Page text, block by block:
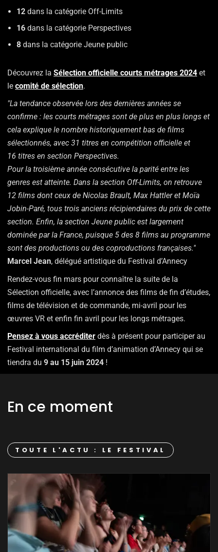
12dans la catégorie Off-Limits
16dans la catégorie Perspectives
8dans la catégorie Jeune public
Découvrez la Sélection officielle courts métrages 2024 et
le comité de sélection.
"La tendance observée lors des dernières années se
confirme : les courts métrages sont de plus en plus longs et
cela explique le nombre historiquement bas de films
sélectionnés, avec 31 titres en compétition officielle et
16 titres en section Perspectives.
Pour la troisième année consécutive la parité entre les
genres est atteinte. Dans la section Off-Limits, on retrouve
12 films dont ceux de Nicolas Brault, Max Hattler et Moïa
Jobin-Paré, tous trois anciens récipiendaires du prix de cette
section. Enfin, la section Jeune public est largement
dominée par la France, puisque 5 des 8 films au programme
sont des productions ou des coproductions françaises."
Marcel Jean, délégué artistique du Festival d’Annecy
Rendez-vous fin mars pour connaître la suite de la
Sélection officielle, avec l’annonce des films de fin d’études,
films de télévision et de commande, mi-avril pour les
œuvres VR et enfin fin avril pour les longs métrages.
Pensez à vous accréditer dès à présent pour participer au
Festival international du film d’animation d’Annecy qui se
tiendra du 9 au 15 juin 2024 !
En ce moment
TOUTE L'ACTU : LE FESTIVAL